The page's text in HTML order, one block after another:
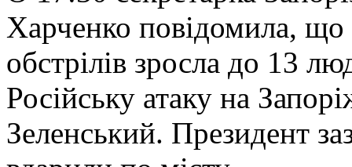
Харченко повідомила, що
обстрілів зросла до 13
Російську атаку на
Зеленський. Президент